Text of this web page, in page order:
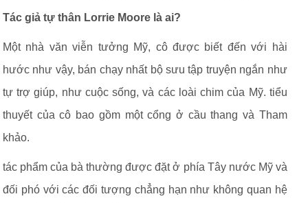
Tác giả tự thân Lorrie Moore là ai?
Một nhà văn viễn tưởng Mỹ, cô được biết đến với hài
hước như vậy, bán chạy nhất bộ sưu tập truyện ngắn như
tự trợ giúp, như cuộc sống, và các loài chim của Mỹ. tiểu
thuyết của cô bao gồm một cổng ở cầu thang và Tham
khảo.
tác phẩm của bà thường được đặt ở phía Tây nước Mỹ và
đối phó với các đối tượng chẳng hạn như không quan hệ